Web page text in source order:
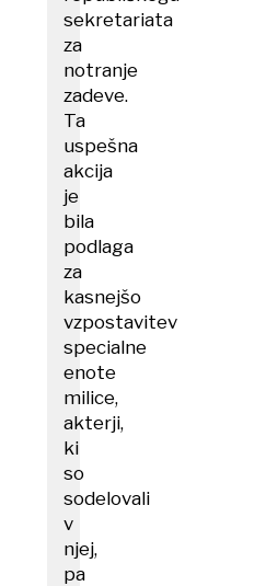
sekretariata
za
notranje
zadeve.
Ta
uspešna
akcija
je
bila
podlaga
za
kasnejšo
vzpostavitev
specialne
enote
milice,
akterji,
ki
so
sodelovali
v
njej,
pa